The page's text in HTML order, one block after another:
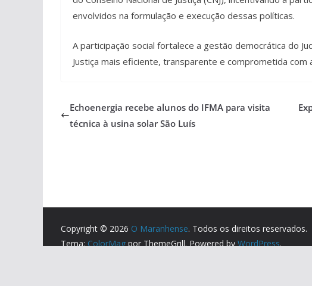
envolvidos na formulação e execução dessas políticas.
A participação social fortalece a gestão democrática do
Justiça mais eficiente, transparente e comprometida com
Echoenergia recebe alunos do IFMA para visita
técnica à usina solar São Luís
Copyright © 2026 O Maranhense. Todos os direitos reservados.
Tema: ColorMag por ThemeGrill. Powered by WordPress.